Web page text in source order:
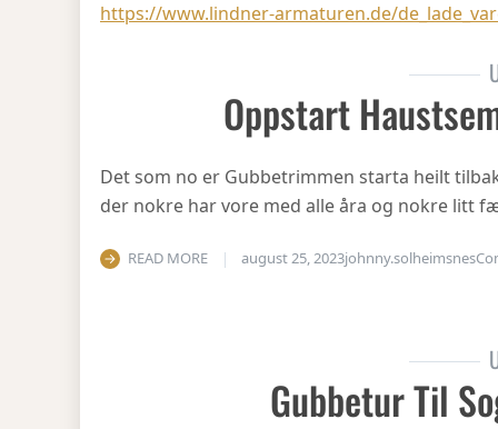
https://www.lindner-armaturen.de/
Oppstart
Det som no er Gubbetrimmen starta heilt
der nokre har vore med alle åra og nokre litt
READ MORE august 25, 2023johnny.solheimsnes
Gubbetur Til